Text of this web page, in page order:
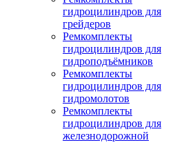
гидроцилиндров для
грейдеров
Ремкомплекты
гидроцилиндров для
гидроподъёмников
Ремкомплекты
гидроцилиндров для
гидромолотов
Ремкомплекты
гидроцилиндров для
железнодорожной